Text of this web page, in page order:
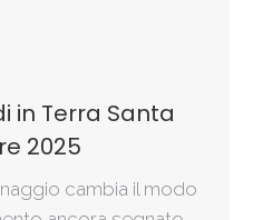
in Terra Santa
2025
cambia il modo